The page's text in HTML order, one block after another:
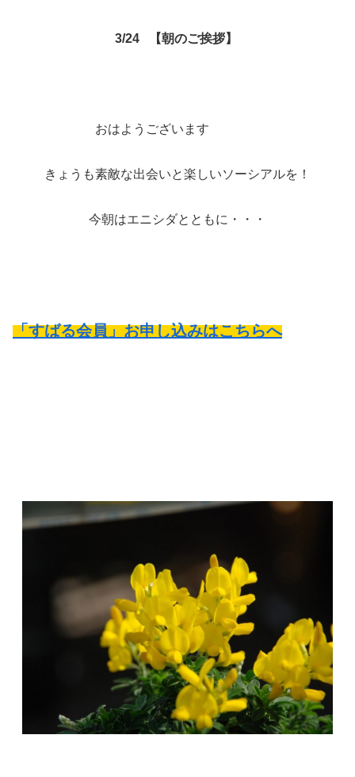
3/24 【朝のご挨拶】
おはようございます
きょうも素敵な出会いと楽しいソーシアルを！
今朝はエニシダとともに・・・
「すばる会員」お申し込みはこちらへ